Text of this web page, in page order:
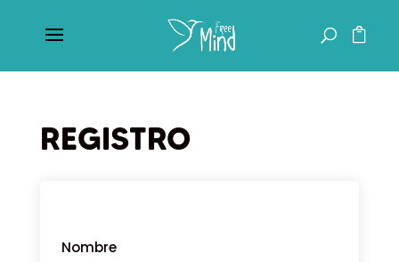
REGISTRO
Nombre